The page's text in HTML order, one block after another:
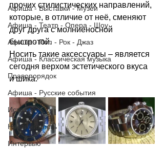
Афиша - Выставки - Музеи
Афиша - Театр - Опера - Шоу
Афиша - Поп - Рок - Джаз
Афиша - Классическая музыка
Правопорядок
Афиша - Русские события
История
Недвижимость
Интервью
прочих стилистических направлений,
которые, в отличие от неё, сменяют
друг друга с молниеносной
быстротой.
Носить такие аксессуары – является
сегодня верхом эстетического вкуса
и шика.